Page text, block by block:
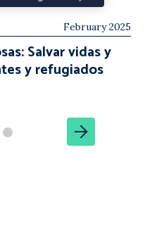
February 2025
Salvar vidas y
y refugiados